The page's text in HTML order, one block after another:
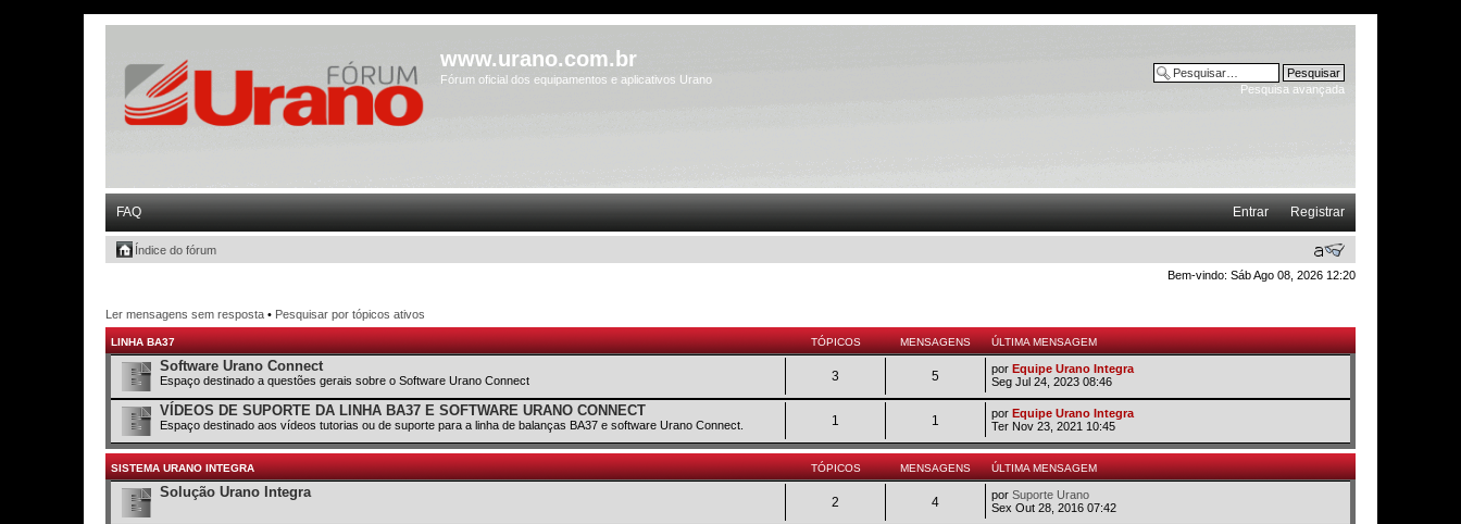
www.urano.com.br
Fórum oficial dos equipamentos e aplicativos Urano
Pesquisa avançada
FAQ Registrar
Entrar
Índice do fórum
Bem-vindo: Sáb Ago 08, 2026 12:20
Ler mensagens sem resposta • Pesquisar por tópicos ativos
LINHA BA37 TÓPICOS MENSAGENS ÚLTIMA MENSAGEM
Software Urano Connect
Espaço destinado a questões gerais sobre o Software Urano Connect 3 5 porEquipe Urano Integra
Seg Jul 24, 2023 08:46
VÍDEOS DE SUPORTE DA LINHA BA37 E SOFTWARE URANO CONNECT
Espaço destinado aos vídeos tutorias ou de suporte para a linha de balanças BA37 e software Urano Connect. 1 1 porEquipe Urano Integra
Ter Nov 23, 2021 10:45
SISTEMA URANO INTEGRA TÓPICOS MENSAGENS ÚLTIMA MENSAGEM
Solução Urano Integra
2 4 porSuporte Urano
Sex Out 28, 2016 07:42